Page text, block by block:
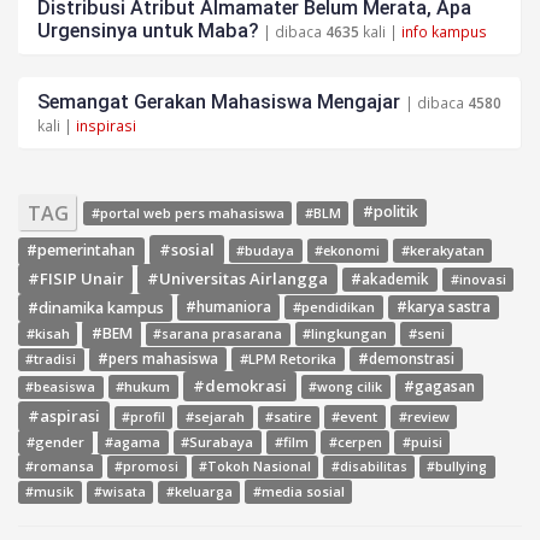
Distribusi Atribut Almamater Belum Merata, Apa
Urgensinya untuk Maba? | dibaca 4635 kali | info kampus
Semangat Gerakan Mahasiswa Mengajar | dibaca 4580
kali | inspirasi
TAG #portal web pers mahasiswa #BLM
#politik
#pemerintahan
#sosial #budaya #ekonomi #kerakyatan
#FISIP Unair #Universitas Airlangga #akademik #inovasi
#dinamika kampus #humaniora #pendidikan
#karya sastra
#kisah
#BEM #sarana prasarana #lingkungan #seni
#tradisi #pers mahasiswa #LPM Retorika #demonstrasi
#beasiswa #hukum #demokrasi #wong cilik #gagasan
#aspirasi #profil #sejarah #satire #event
#review
#gender
#agama #Surabaya #film #cerpen
#puisi
#romansa
#promosi #Tokoh Nasional #disabilitas
#bullying
#musik
#wisata #keluarga #media sosial